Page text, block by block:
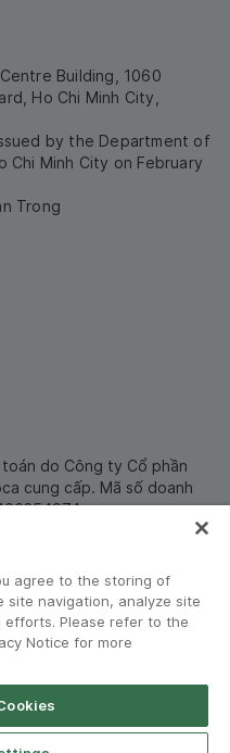
Building, 1060
Ho Chi Minh City,
by the Department of
Chi Minh City on February
Trong
do Công ty Cổ phần
cung cấp. Mã số doanh
- 2026
Open App
agree to the storing of
site navigation, analyze site
efforts. Please refer to the
Notice for more